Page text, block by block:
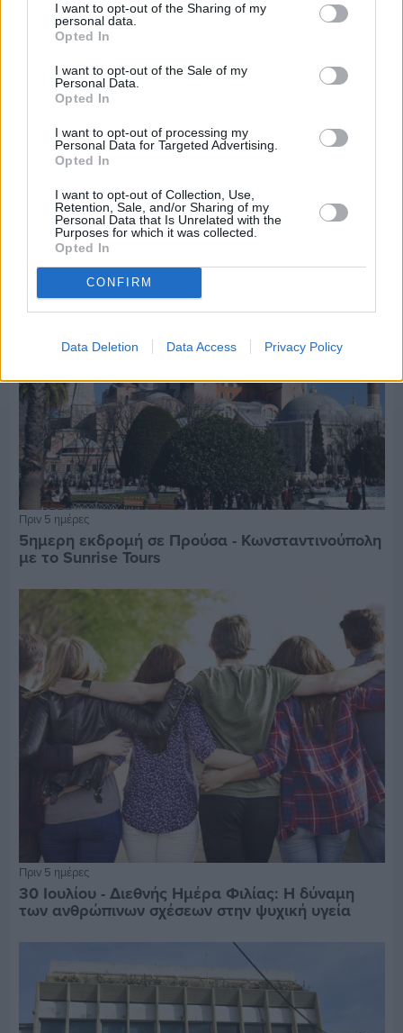
I want to opt-out of the Sharing of my
personal data.
Opted In
I want to opt-out of the Sale of my
Personal Data.
Opted In
I want to opt-out of processing my
Personal Data for Targeted Advertising.
Opted In
I want to opt-out of Collection, Use,
Retention, Sale, and/or Sharing of my
Personal Data that Is Unrelated with the
Purposes for which it was collected.
Opted In
CONFIRM
Data Deletion Data Access Privacy Policy
Πριν 5 ημέρες
Διακοπές ρεύματος: Συνασπισμό των
επιχειρήσεων προτείνει το Επιμελητήριο
Πριν 5 ημέρες
5ημερη εκδρομή σε Προύσα - Κωνσταντινούπολη
με το Sunrise Tours
Πριν 5 ημέρες
30 Ιουλίου - Διεθνής Ημέρα Φιλίας: Η δύναμη
των ανθρώπινων σχέσεων στην ψυχική υγεία